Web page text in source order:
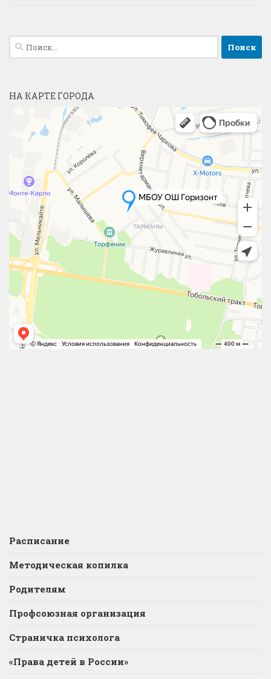
Найти:
НА КАРТЕ ГОРОДА
Расписание
Методическая копилка
Родителям
Профсоюзная организация
Страничка психолога
«Права детей в России»